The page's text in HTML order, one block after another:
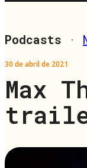
Podcasts ·
30 de abril de 2021
Max